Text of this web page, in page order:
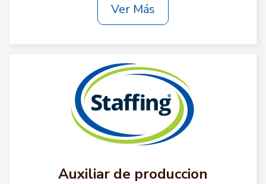
Ver Más
Auxiliar de produccion